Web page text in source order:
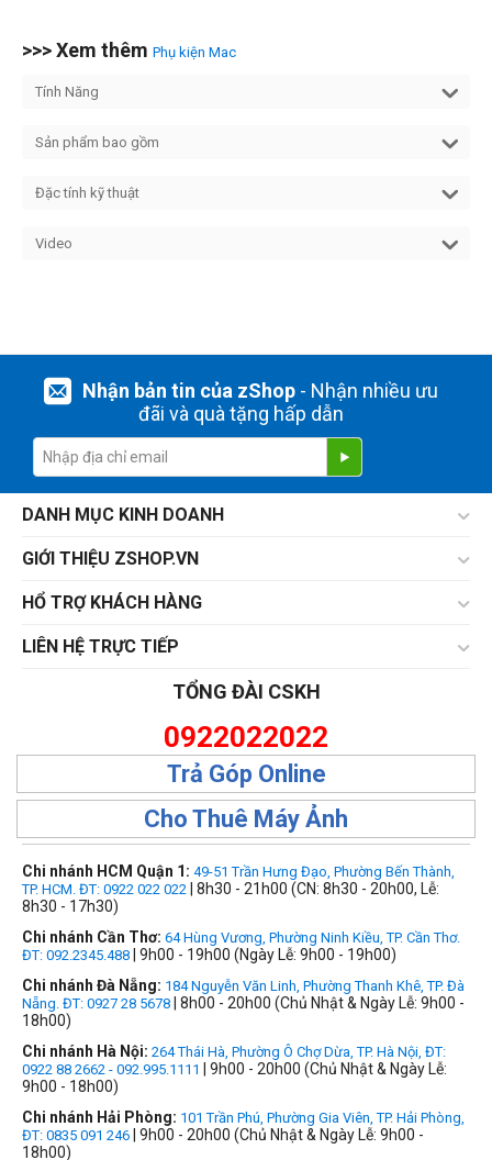
>>> Xem thêm Phụ kiện Mac
Tính Năng
Sản phẩm bao gồm
Đặc tính kỹ thuật
Video
Nhận bản tin của zShop- Nhận nhiều ưu
đãi và quà tặng hấp dẫn
DANH MỤC KINH DOANH
GIỚI THIỆU ZSHOP.VN
HỔ TRỢ KHÁCH HÀNG
LIÊN HỆ TRỰC TIẾP
TỔNG ĐÀI CSKH
0922022022
Trả Góp Online
Cho Thuê Máy Ảnh
Chi nhánh HCM Quận 1: 49-51 Trần Hưng Đạo, Phường Bến Thành,
TP. HCM. ĐT: 0922 022 022 | 8h30 - 21h00 (CN: 8h30 - 20h00, Lễ:
8h30 - 17h30)
Chi nhánh Cần Thơ: 64 Hùng Vương, Phường Ninh Kiều, TP. Cần Thơ.
ĐT: 092.2345.488 | 9h00 - 19h00 (Ngày Lễ: 9h00 - 19h00)
Chi nhánh Đà Nẵng: 184 Nguyễn Văn Linh, Phường Thanh Khê, TP. Đà
Nẵng. ĐT: 0927 28 5678 | 8h00 - 20h00 (Chủ Nhật & Ngày Lễ: 9h00 -
18h00)
Chi nhánh Hà Nội: 264 Thái Hà, Phường Ô Chợ Dừa, TP. Hà Nội, ĐT:
0922 88 2662 - 092.995.1111
| 9h00 - 20h00 (Chủ Nhật & Ngày Lễ:
9h00 - 18h00)
Chi nhánh Hải Phòng: 101 Trần Phú, Phường Gia Viên, TP. Hải Phòng,
ĐT: 0835 091 246 | 9h00 - 20h00 (Chủ Nhật & Ngày Lễ: 9h00 -
18h00)